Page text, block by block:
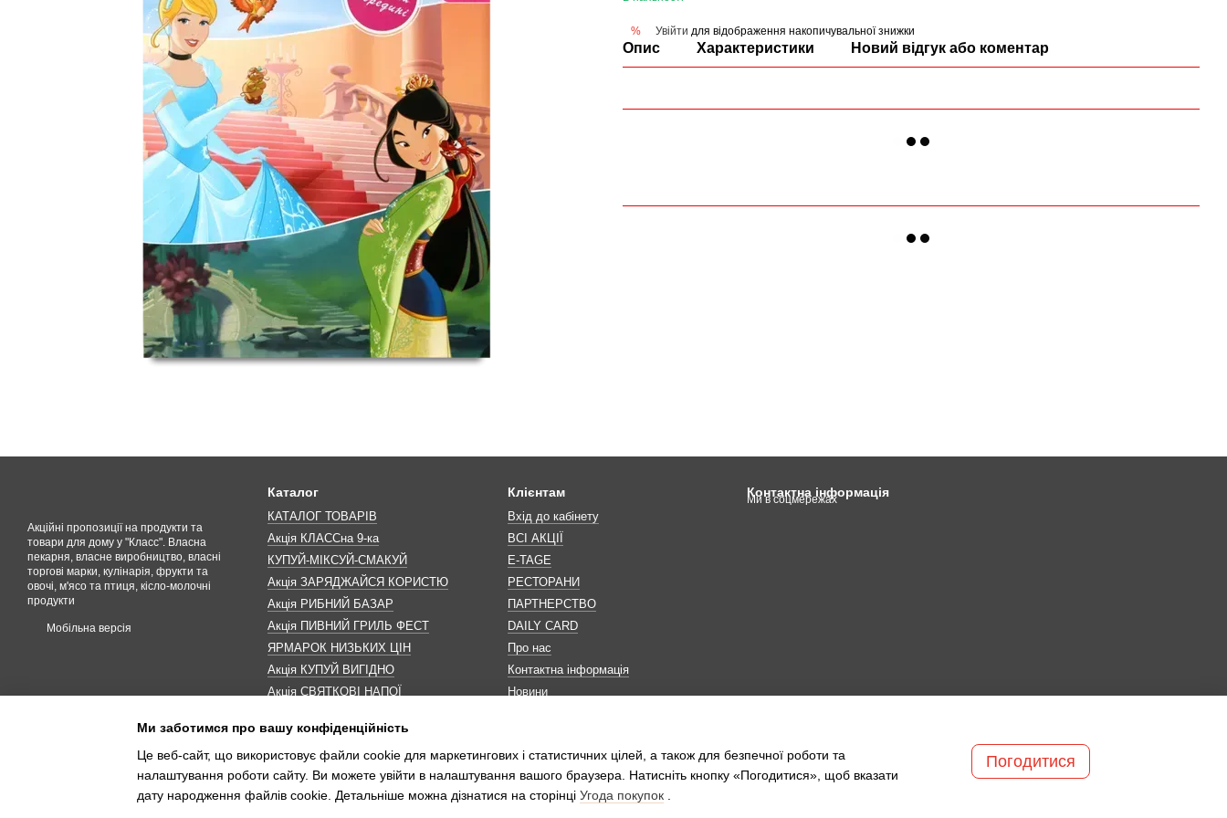
% Увійти для відображення накопичувальної знижки
Опис Характеристики Новий відгук або коментар
Акційні пропозиції на продукти та
товари для дому у "Класс". Власна
пекарня, власне виробництво, власні
торгові марки, кулінарія, фрукти та
овочі, м'ясо та птиця, кісло-молочні
продукти
Мобільна версія
Каталог
КАТАЛОГ ТОВАРІВ
Акція КЛАССна 9-ка
КУПУЙ-МІКСУЙ-СМАКУЙ
Акція ЗАРЯДЖАЙСЯ КОРИСТЮ
Акція РИБНИЙ БАЗАР
Акція ПИВНИЙ ГРИЛЬ ФЕСТ
ЯРМАРОК НИЗЬКИХ ЦІН
Акція КУПУЙ ВИГІДНО
Акція СВЯТКОВІ НАПОЇ
Акція ДО МАКОВЕЯ
ІНШІ АКЦІЇ
Клієнтам
Вхід до кабінету
ВСІ АКЦІЇ
E-TAGE
РЕСТОРАНИ
ПАРТНЕРСТВО
DAILY CARD
Про нас
Контактна інформація
Новини
Контактна інформація
Ми в соцмережах
Ми заботимся про вашу конфіденційність
Це веб-сайт, що використовує файли cookie для маркетингових і статистичних цілей, а також для безпечної роботи та
налаштування роботи сайту. Ви можете увійти в налаштування вашого браузера. Натисніть кнопку «Погодитися», щоб вказати
дату народження файлів cookie. Детальніше можна дізнатися на сторінці Угода покупок
Погодитися